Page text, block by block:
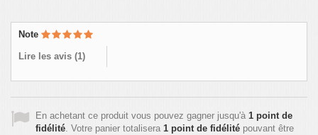
Note
Lire les avis (1)
En achetant ce produit vous pouvez gagner jusqu'à 1 point de
fidélité. Votre panier totalisera 1 point de fidélité pouvant être